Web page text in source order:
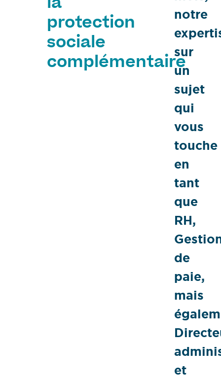
la
protection
sociale
complémentaire
notre
sur
un
sujet
qui
vous
touche
en
tant
que
RH,
de
paie,
mais
et